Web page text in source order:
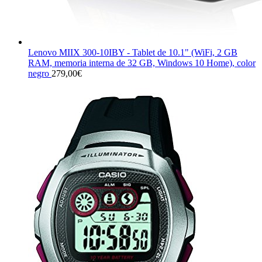
Lenovo MIIX 300-10IBY - Tablet de 10.1" (WiFi, 2 GB
RAM, memoria interna de 32 GB, Windows 10 Home), color
negro 279,00€